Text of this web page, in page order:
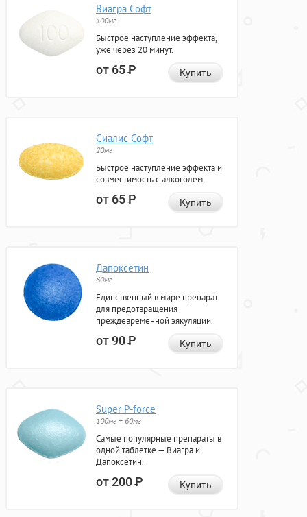
Виагра Софт
100мг
Быстрое наступление эффекта,
уже через 20 минут.
от 65Р Купить
Сиалис Софт
20мг
Быстрое наступление эффекта и
совместимость с алкоголем.
от 65Р Купить
Дапоксетин
60мг
Единственный в мире препарат
для предотвращения
преждевременной эякуляции.
от 90Р Купить
Super P-force
100мг + 60мг
Самые популярные препараты в
одной таблетке — Виагра и
Дапоксетин.
от 200Р Купить